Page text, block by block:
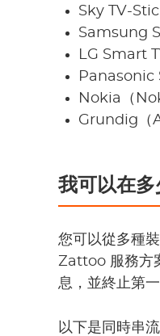
Sky TV-
Samsung
LG Smart
Panasonic
Nokia（
Grundig（
我可以在
您可以從多種
Zattoo 服務方
息，並終止第一
以下是同時串